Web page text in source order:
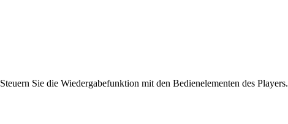
Steuern Sie die Wiedergabefunktion mit den Bedienelementen des Players.